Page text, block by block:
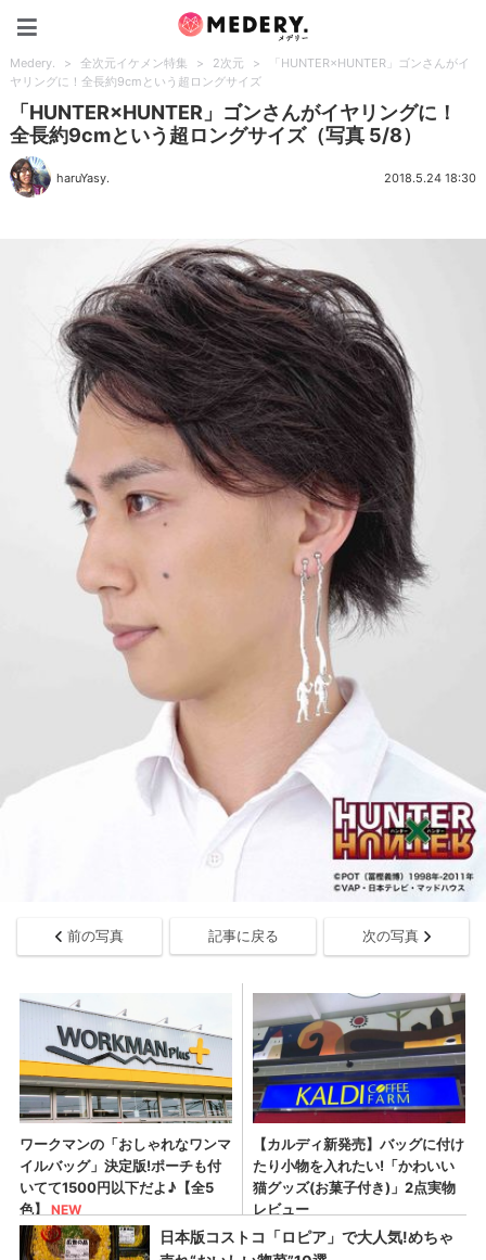
Medery. > 全次元イケメン特集 > 2次元 >
「HUNTER×HUNTER」ゴンさんがイ
ヤリングに！全長約9cmという超ロングサイズ
「HUNTER×HUNTER」ゴンさんがイヤリングに！
全長約9cmという超ロングサイズ（写真 5/8）
haruYasy. 2018.5.24 18:30
前の写真 記事に戻る 次の写真